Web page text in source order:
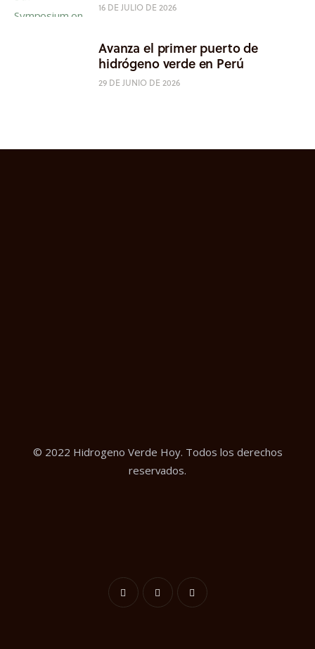
16 DE JULIO DE 2026
Avanza el primer puerto de
hidrógeno verde en Perú
29 DE JUNIO DE 2026
© 2022 Hidrogeno Verde Hoy. Todos los derechos
reservados.